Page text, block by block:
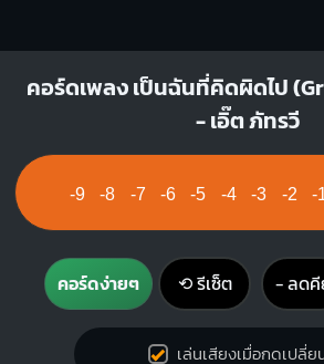
Fm
1 1
3 4
4 1
3
Gm
1 1
3 4
X
1
3
คอร์ดเพลง เป็นฉันที่คิดผิดไป
- เอิ๊ต ภัทรวี
-9 -8 -7 -6 -5 -4 -3 -2 -
คอร์ดง่ายๆ ⟲ รีเซ็ต − ลด
เล่นเสียงเมื่อกดเปลี่